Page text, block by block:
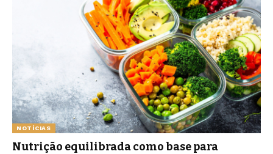
NOTÍCIAS
Nutrição equilibrada como base para